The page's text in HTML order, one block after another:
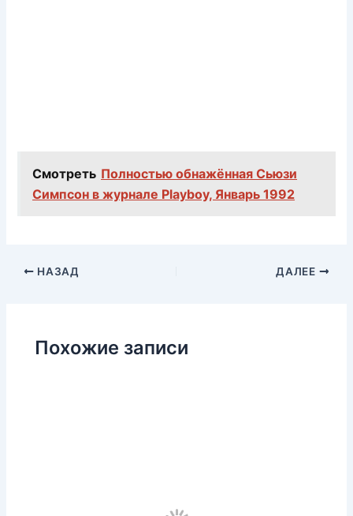
Смотреть Полностью обнажённая Сьюзи
Симпсон в журнале Playboy, Январь 1992
НАЗАД ДАЛЕЕ
Похожие записи